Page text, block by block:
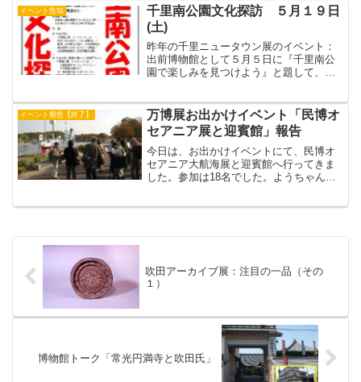
体のものは残っていないのですが、エメ
ロン...
イベント告知
千里南公園文化探訪 ５月１９日
(土)
昨年の千里ニュータウン展のイベント：
出前博物館として５月５日に『千里南公
園で楽しみを見つけよう』と題して、千
拓本クラブのみなさまから拓本の実演を
見せていただきました。今...
イベント報告【終了】
万博展お出かけイベント「民博オ
セアニア展と迎賓館」報告
今日は、お出かけイベントにて、民博オ
セアニア大航海展と迎賓館へ行ってきま
した。参加は18名でした。ようちゃんの
吹田アーカイブ展：注目の一品（その
１）
博物館トーク「常光円満寺と吹田氏」